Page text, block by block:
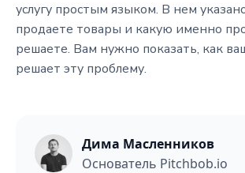
услугу простым языком. В нем
продаете товары и какую именно
решаете. Вам нужно показать, как
решает эту проблему.
Дима Масленников
Основатель Pitchbob.io